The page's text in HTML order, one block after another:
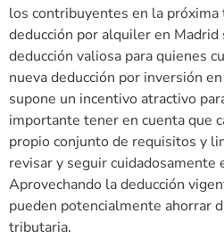
los contribuyentes en la próxima
deducción por alquiler en Madrid
deducción valiosa para quienes
nueva deducción por inversión
supone un incentivo atractivo
importante tener en cuenta que
propio conjunto de requisitos y
revisar y seguir cuidadosamente
Aprovechando la deducción
pueden potencialmente ahorrar
tributaria.